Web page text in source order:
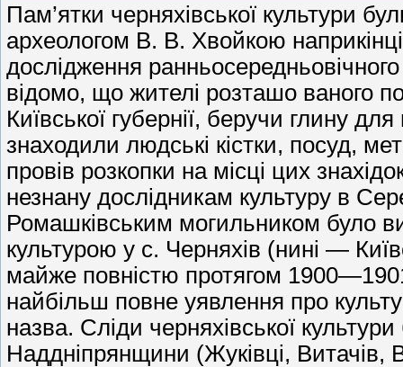
Пам’ятки черняхівської культури
археологом В. В. Хвойкою
дослідження
відомо, що жителі розташо­ ваного
Київської губернії, беручи глину
знаходили людські кістки, посуд,
провів розкопки на місці цих
незнану дослідникам культуру в
Ромашківським могильником було
культурою у с. Черняхів (нині —
майже повністю протягом
найбільш повне уявлення про
назва. Сліди черняхівської
Наддніпрянщини (Жуківці, Витачів,